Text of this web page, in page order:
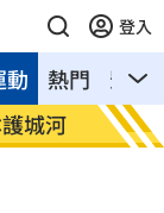
登入
熱門 影音
動
城河 漢光